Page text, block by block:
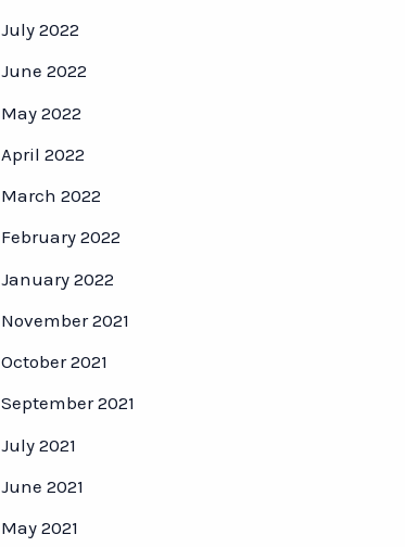
July 2022
June 2022
May 2022
April 2022
March 2022
February 2022
January 2022
November 2021
October 2021
September 2021
July 2021
June 2021
May 2021